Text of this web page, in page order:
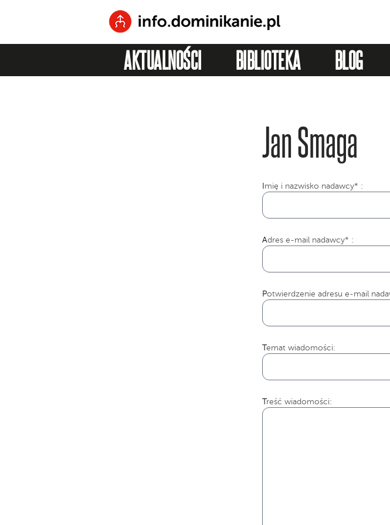
AKTUALNOŚCI BIBLIOTEKA BLOG
Jan Smaga
mię i nazwisko nadawcy* :
Adres e-mail nadawcy* :
Potwierdzenie adresu e-mail
Temat wiadomości:
Treść wiadomości: